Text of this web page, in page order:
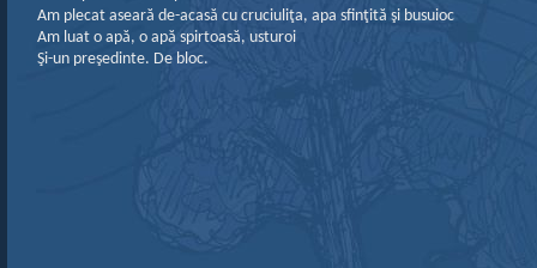
Am plecat aseară de-acasă cu cruciuliţa, apa sfinţită şi busuioc
Am luat o apă, o apă spirtoasă, usturoi
Şi-un preşedinte. De bloc.